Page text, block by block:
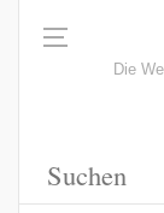
Die